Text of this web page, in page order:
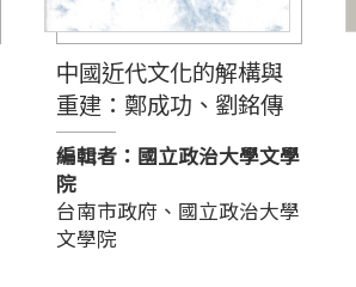
中國近代文化的解構與
重建：鄭成功、劉銘傳
編輯者：國立政治大學文學
院
台南市政府、國立政治大學
文學院